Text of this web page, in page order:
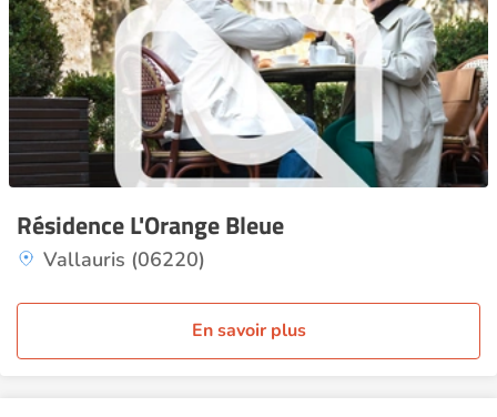
Résidence L'Orange Bleue
Vallauris (06220)
En savoir plus